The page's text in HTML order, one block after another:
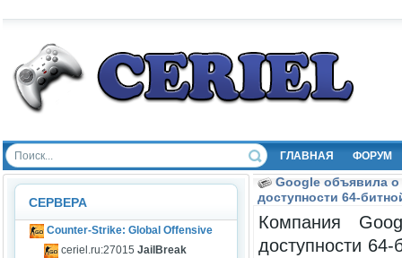
ГЛАВНАЯ ФОРУМ
СЕРВЕРА
Counter-Strike: Global Offensive
ceriel.ru:27015 JailBreak
Google объявила
доступности 64-
Компания
доступности 64-